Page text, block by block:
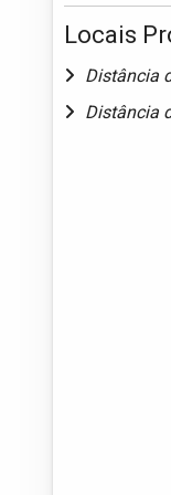
Locais
Distância
Distância